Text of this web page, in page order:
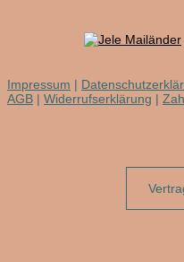
Impressum |
AGB | Widerrufserklärung |